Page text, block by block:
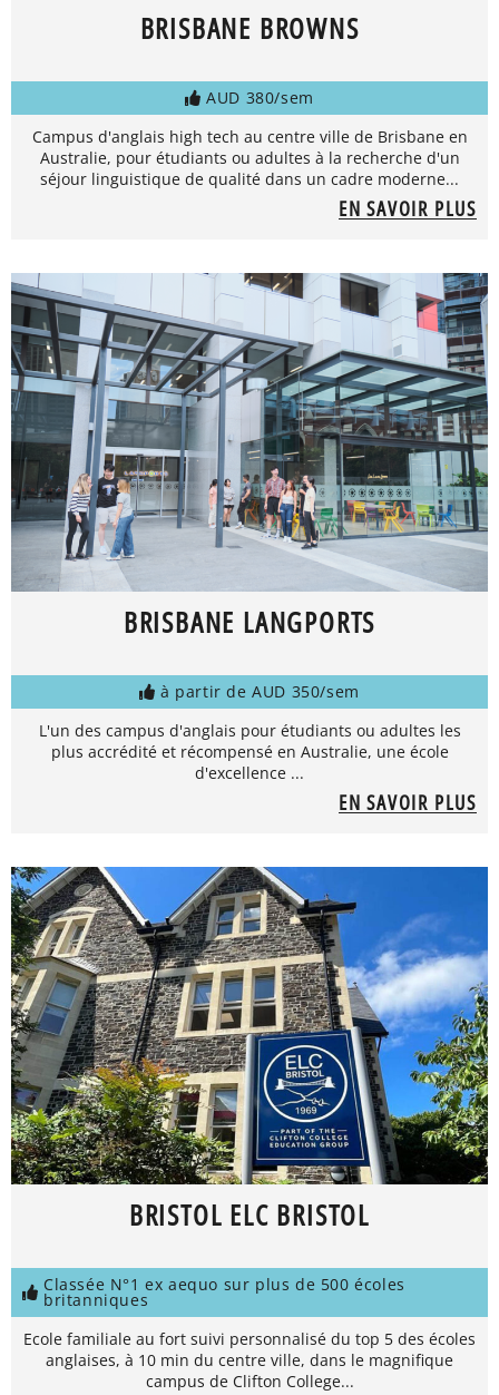
BRISBANE BROWNS
AUD 380/sem
Campus d'anglais high tech au centre ville de Brisbane en
Australie, pour étudiants ou adultes à la recherche d'un
séjour linguistique de qualité dans un cadre moderne...
EN SAVOIR PLUS
BRISBANE LANGPORTS
à partir de AUD 350/sem
L'un des campus d'anglais pour étudiants ou adultes les
plus accrédité et récompensé en Australie, une école
d'excellence ...
EN SAVOIR PLUS
BRISTOL ELC BRISTOL
Classée N°1 ex aequo sur plus de 500 écoles
britanniques
Ecole familiale au fort suivi personnalisé du top 5 des écoles
anglaises, à 10 min du centre ville, dans le magnifique
campus de Clifton College...